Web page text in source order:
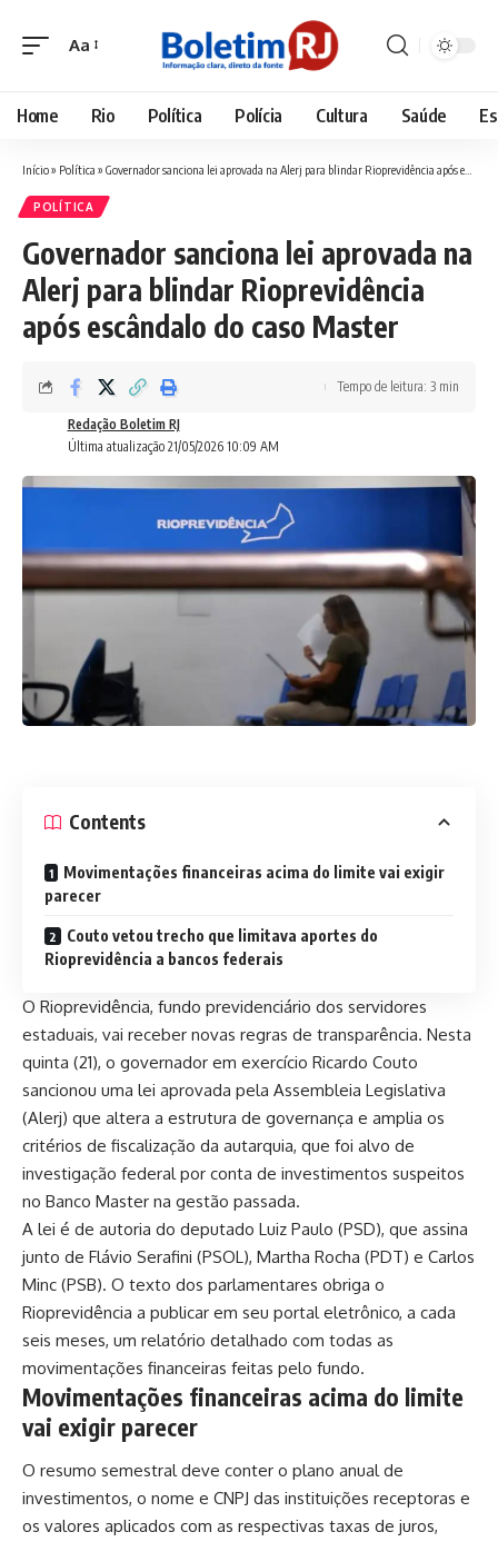
Font
Aa
Home Rio Política Polícia Cultura Saúde
Início» Política » Governador sanciona lei aprovada na Alerj para blindar Rioprevidência após escândalo do caso Master
POLÍTICA
Governador sanciona lei aprovada na
Alerj para blindar Rioprevidência
após escândalo do caso Master
Última atualização 21/05/2026 10:09 AM
Redação Boletim RJ
Tempo de leitura: 3 min
Contents
Movimentações financeiras acima do limite vai exigir
parecer
Couto vetou trecho que limitava aportes do
Rioprevidência a bancos federais
O Rioprevidência, fundo previdenciário dos servidores
estaduais, vai receber novas regras de transparência. Nesta
quinta (21), o governador em exercício Ricardo Couto
sancionou uma lei aprovada pela Assembleia Legislativa
(Alerj) que altera a estrutura de governança e amplia os
critérios de fiscalização da autarquia, que foi alvo de
investigação federal por conta de investimentos suspeitos
no Banco Master na gestão passada.
A lei é de autoria do deputado Luiz Paulo (PSD), que assina
junto de Flávio Serafini (PSOL), Martha Rocha (PDT) e Carlos
Minc (PSB). O texto dos parlamentares obriga o
Rioprevidência a publicar em seu portal eletrônico, a cada
seis meses, um relatório detalhado com todas as
movimentações financeiras feitas pelo fundo.
Movimentações financeiras acima do limite
vai exigir parecer
O resumo semestral deve conter o plano anual de
investimentos, o nome e CNPJ das instituições receptoras e
os valores aplicados com as respectivas taxas de juros,